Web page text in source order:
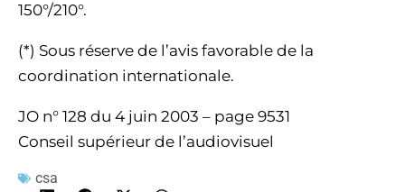
150°/210°.
(*) Sous réserve de l’avis favorable de la
coordination internationale.
JO n° 128 du 4 juin 2003 – page 9531
Conseil supérieur de l’audiovisuel
csa